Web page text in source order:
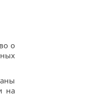
о
на